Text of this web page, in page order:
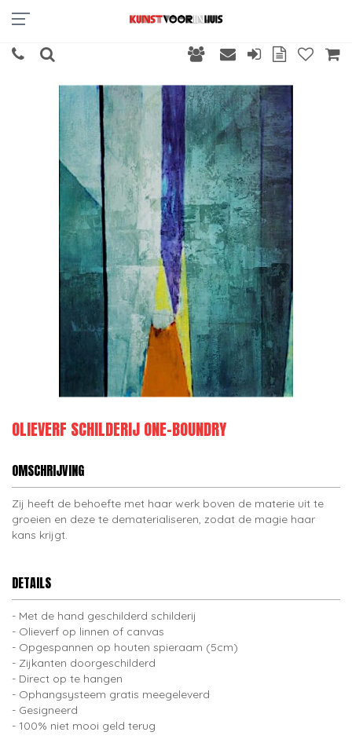
OLIEVERF SCHILDERIJ ONE-BOUNDRY
OMSCHRIJVING
Zij heeft de behoefte met haar werk boven de materie uit te
groeien en deze te dematerialiseren, zodat de magie haar
kans krijgt.
DETAILS
Met de hand geschilderd schilderij
Olieverf op linnen of canvas
Opgespannen op houten spieraam (5cm)
Zijkanten doorgeschilderd
Direct op te hangen
Ophangsysteem gratis meegeleverd
Gesigneerd
100% niet mooi geld terug